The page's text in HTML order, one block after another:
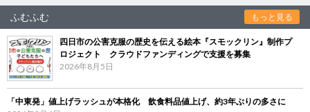
ふむふむ もっと見る
四日市の公害克服の歴史を伝える絵本『スモックリン』制作プ
ロジェクト クラウドファンディングで支援を募集
2026年8月5日
「中東発」値上げラッシュが本格化 飲食料品値上げ、約3年ぶりの多さに